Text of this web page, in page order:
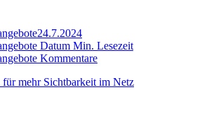
24.7.2024
Min. Lesezeit
Kommentare
für mehr Sichtbarkeit im Netz